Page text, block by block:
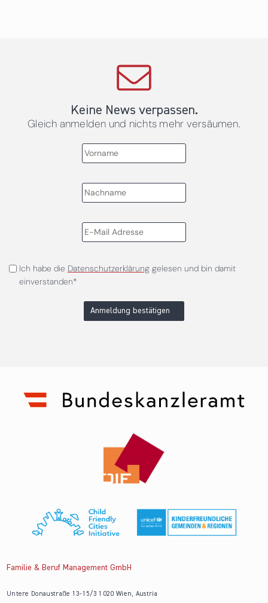
Keine News verpassen.
Gleich anmelden und nichts mehr versäumen.
Ich habe die Datenschutzerklärunggelesen und bin damit
einverstanden*
Anmeldung bestätigen
Familie & Beruf Management GmbH
Untere Donaustraße 13-15/3 1020 Wien, Austria